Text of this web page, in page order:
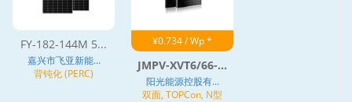
FY-182-144M 5...
嘉兴市飞亚新能...
背钝化 (PERC)
¥0.734 / Wp *
JMPV-XVT6/66-...
阳光能源控股有...
双面, TOPCon, N型